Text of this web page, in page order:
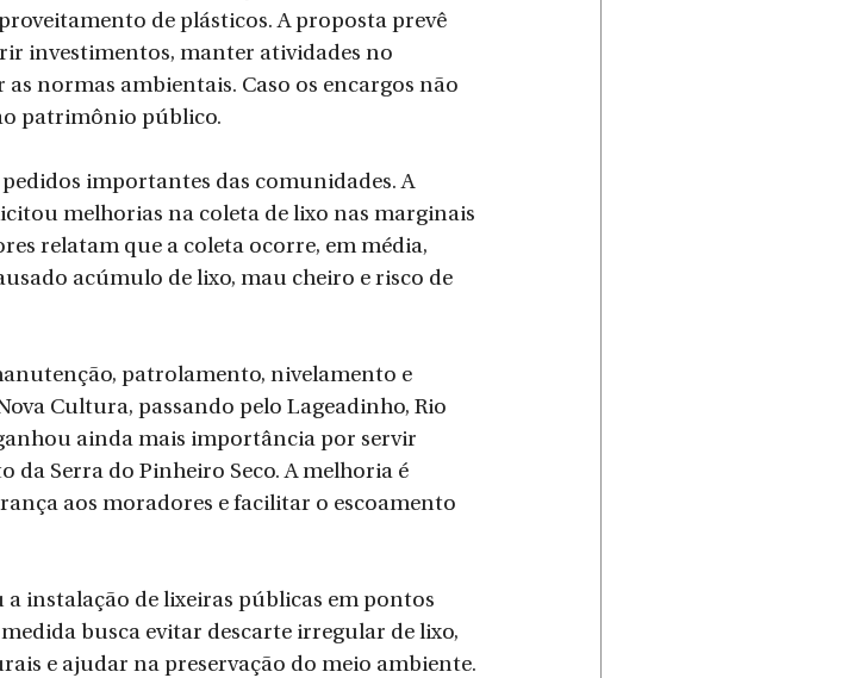
de plásticos. A proposta prevê
investimentos, manter atividades no
normas ambientais. Caso os encargos não
patrimônio público.
importantes das comunidades. A
melhorias na coleta de lixo nas marginais
relatam que a coleta ocorre, em média,
acúmulo de lixo, mau cheiro e risco de
patrolamento, nivelamento e
Cultura, passando pelo Lageadinho, Rio
ainda mais importância por servir
Serra do Pinheiro Seco. A melhoria é
aos moradores e facilitar o escoamento
instalação de lixeiras públicas em pontos
busca evitar descarte irregular de lixo,
e ajudar na preservação do meio ambiente.